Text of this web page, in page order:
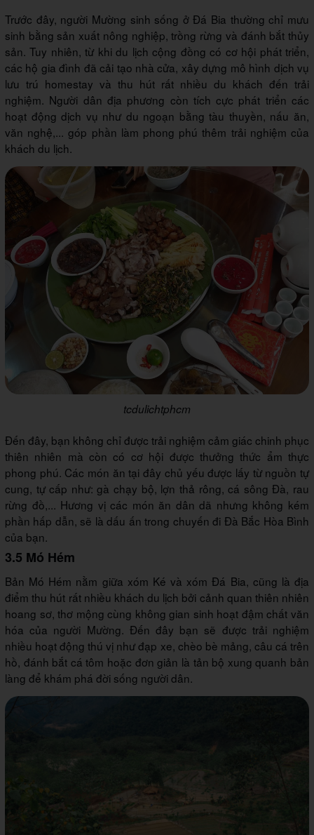
Trước đây, người Mường sinh sống ở Đá Bia thường chỉ mưu
sinh bằng sản xuất nông nghiệp, trồng rừng và đánh bắt thủy
sản. Tuy nhiên, từ khi du lịch cộng đồng có cơ hội phát triển,
các hộ gia đình đã cải tạo nhà cửa, xây dựng mô hình dịch vụ
lưu trú homestay và thu hút rất nhiều du khách đến trải
nghiệm. Người dân địa phương còn tích cực phát triển các
hoạt động dịch vụ như du ngoạn bằng tàu thuyền, nấu ăn,
văn nghệ,... góp phần làm phong phú thêm trải nghiệm của
khách du lịch.
tcdulichtphcm
Đến đây, bạn không chỉ được trải nghiệm cảm giác chinh phục
thiên nhiên mà còn có cơ hội được thưởng thức ẩm thực
phong phú. Các món ăn tại đây chủ yếu được lấy từ nguồn tự
cung, tự cấp như: gà chạy bộ, lợn thả rông, cá sông Đà, rau
rừng đồ,... Hương vị các món ăn dân dã nhưng không kém
phần hấp dẫn, sẽ là dấu ấn trong chuyến đi Đà Bắc Hòa Bình
của bạn.
3.5 Mó Hém
Bản Mó Hém nằm giữa xóm Ké và xóm Đá Bia, cũng là địa
điểm thu hút rất nhiều khách du lịch bởi cảnh quan thiên nhiên
hoang sơ, thơ mộng cùng không gian sinh hoạt đậm chất văn
hóa của người Mường. Đến đây bạn sẽ được trải nghiệm
nhiều hoạt động thú vị như đạp xe, chèo bè mảng, câu cá trên
hồ, đánh bắt cá tôm hoặc đơn giản là tản bộ xung quanh bản
làng để khám phá đời sống người dân.